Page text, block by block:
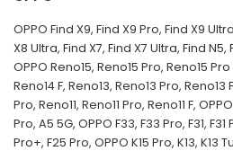
OPPO Find X9, Find X9 Pro, Find X9
X8 Ultra, Find X7, Find X7 Ultra, Find N5,
OPPO Reno15, Reno15 Pro, Reno15
Reno14 F, Reno13, Reno13 Pro, Reno13
Pro, Reno11, Reno11 Pro, Reno11 F,
Pro, A5 5G, OPPO F33, F33 Pro, F31, F31
Pro+, F25 Pro, OPPO K15 Pro, K13, K13